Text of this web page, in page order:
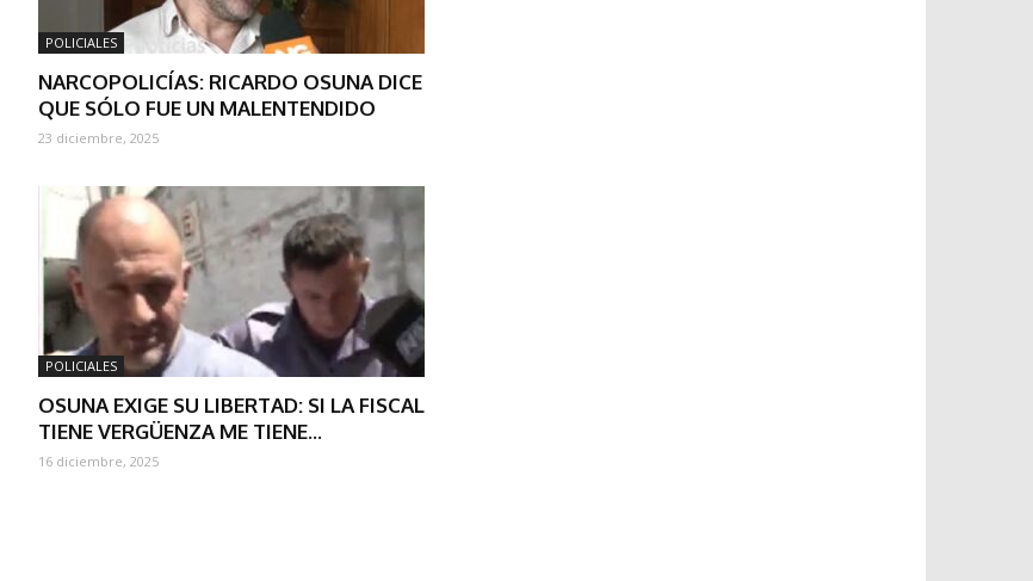
POLICIALES
NARCOPOLICÍAS: RICARDO OSUNA DICE
QUE SÓLO FUE UN MALENTENDIDO
23 diciembre, 2025
POLICIALES
OSUNA EXIGE SU LIBERTAD: SI LA FISCAL
TIENE VERGÜENZA ME TIENE...
16 diciembre, 2025